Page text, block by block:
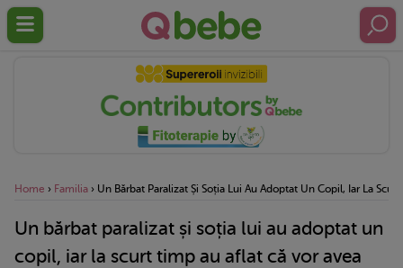
Home › Familia › Un Bărbat Paralizat Și Soția Lui Au Adoptat Un Copil, Iar La
Un bărbat paralizat și soția lui au adoptat un
copil, iar la scurt timp au aflat că vor avea